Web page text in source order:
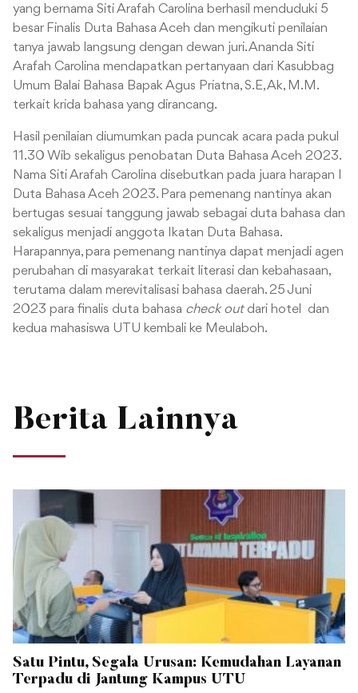
yang bernama Siti Arafah Carolina berhasil menduduki 5
besar Finalis Duta Bahasa Aceh dan mengikuti penilaian
tanya jawab langsung dengan dewan juri. Ananda Siti
Arafah Carolina mendapatkan pertanyaan dari Kasubbag
Umum Balai Bahasa Bapak Agus Priatna, S.E, Ak, M.M.
terkait krida bahasa yang dirancang.
Hasil penilaian diumumkan pada puncak acara pada pukul
11.30 Wib sekaligus penobatan Duta Bahasa Aceh 2023.
Nama Siti Arafah Carolina disebutkan pada juara harapan I
Duta Bahasa Aceh 2023. Para pemenang nantinya akan
bertugas sesuai tanggung jawab sebagai duta bahasa dan
sekaligus menjadi anggota Ikatan Duta Bahasa.
Harapannya, para pemenang nantinya dapat menjadi agen
perubahan di masyarakat terkait literasi dan kebahasaan,
terutama dalam merevitalisasi bahasa daerah. 25 Juni
2023 para finalis duta bahasa check outdari hotel dan
kedua mahasiswa UTU kembali ke Meulaboh.
Berita Lainnya
Satu Pintu, Segala Urusan: Kemudahan Layanan
Terpadu di Jantung Kampus UTU